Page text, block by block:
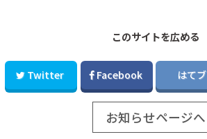
このサイトを広める
Twitter Facebook はてブ
お知らせページへ